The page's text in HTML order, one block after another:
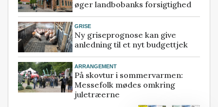
øger landbobanks forsigtighed
GRISE
Ny griseprognose kan give
anledning til et nyt budgettjek
ARRANGEMENT
På skovtur i sommervarmen:
Messefolk mødes omkring
juletræerne